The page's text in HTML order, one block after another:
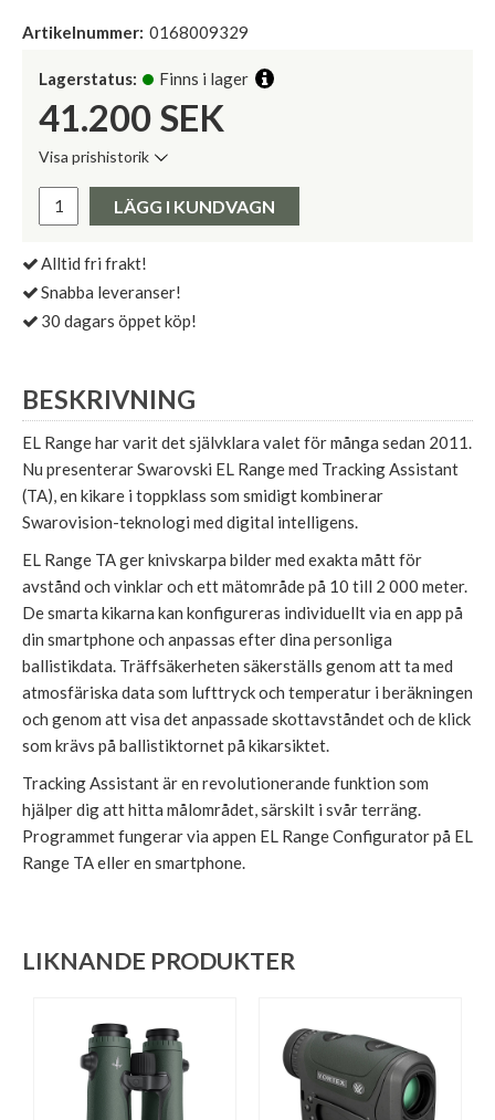
Artikelnummer: 0168009329
Lagerstatus: Finns i lager
41.200 SEK
Visa prishistorik
Pris:
LÄGG I KUNDVAGN
Alltid fri frakt!
Snabba leveranser!
30 dagars öppet köp!
BESKRIVNING
EL Range har varit det självklara valet för många sedan 2011.
Nu presenterar Swarovski EL Range med Tracking Assistant
(TA), en kikare i toppklass som smidigt kombinerar
Swarovision-teknologi med digital intelligens.
EL Range TA ger knivskarpa bilder med exakta mått för
avstånd och vinklar och ett mätområde på 10 till 2 000 meter.
De smarta kikarna kan konfigureras individuellt via en app på
din smartphone och anpassas efter dina personliga
ballistikdata. Träffsäkerheten säkerställs genom att ta med
atmosfäriska data som lufttryck och temperatur i beräkningen
och genom att visa det anpassade skottavståndet och de klick
som krävs på ballistiktornet på kikarsiktet.
Tracking Assistant är en revolutionerande funktion som
hjälper dig att hitta målområdet, särskilt i svår terräng.
Programmet fungerar via appen EL Range Configurator på EL
Range TA eller en smartphone.
LIKNANDE PRODUKTER